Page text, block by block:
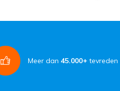
Meer dan 45.000+ tevreden